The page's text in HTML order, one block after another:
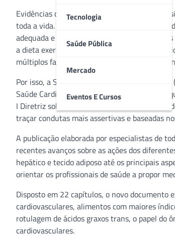
Tecnologia
Saúde Pública
Mercado
Eventos E Cursos
Evidências científicas reforçam sobre a
toda a vida. A adoção de um estilo de vida
adequada e atividade física têm sido os
a dieta exerce papel singular tanto pela
múltiplos fatores de risco para as doenças
Por isso, a Sociedade Brasileira de
Saúde Cardiovascular de 2021 – documento
I Diretriz sobre o Consumo de Gorduras e
traçar condutas mais assertivas e baseadas
A publicação elaborada por especialistas de
recentes avanços sobre as ações dos
hepático e tecido adiposo até os principais
orientar os profissionais de saúde a propor
Disposto em 22 capítulos, o novo documento
cardiovasculares, alimentos com maiores
rotulagem de ácidos graxos trans, o papel do
cardiovasculares.